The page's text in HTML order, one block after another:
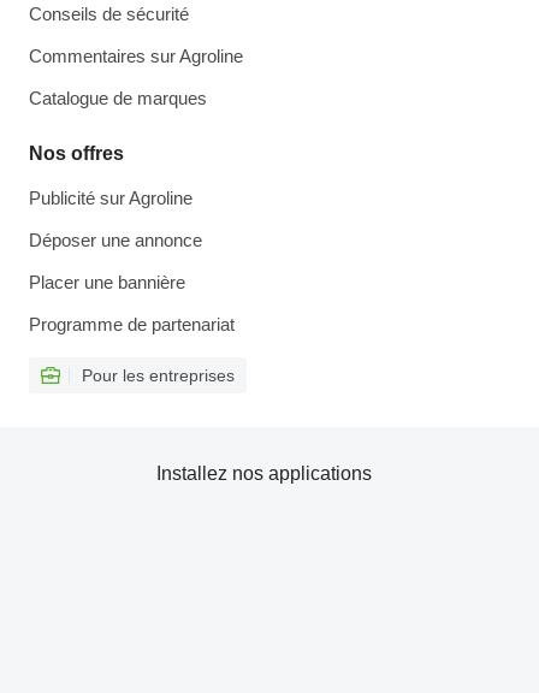
Conseils de sécurité
Commentaires sur Agroline
Catalogue de marques
Nos offres
Publicité sur Agroline
Déposer une annonce
Placer une bannière
Programme de partenariat
Pour les entreprises
Installez nos applications